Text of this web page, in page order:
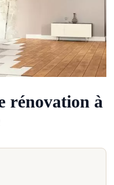
rénovation à